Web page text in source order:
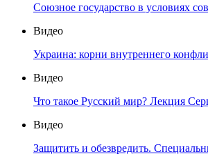
Союзное государство в условиях
Видео
Украина: корни внутреннего
Видео
Что такое Русский мир? Лекция
Видео
Защитить и обезвредить.